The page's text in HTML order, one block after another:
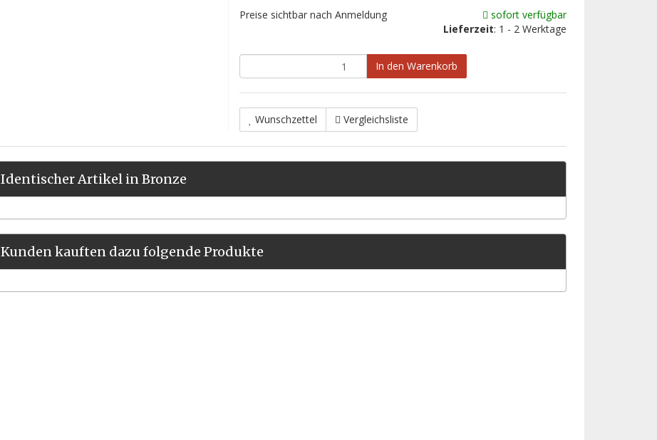
Preise sichtbar nach Anmeldung
sofort verfügbar
Lieferzeit: 1 - 2 Werktage
In den Warenkorb
Wunschzettel Vergleichsliste
Identischer Artikel in Bronze
Kunden kauften dazu folgende Produkte